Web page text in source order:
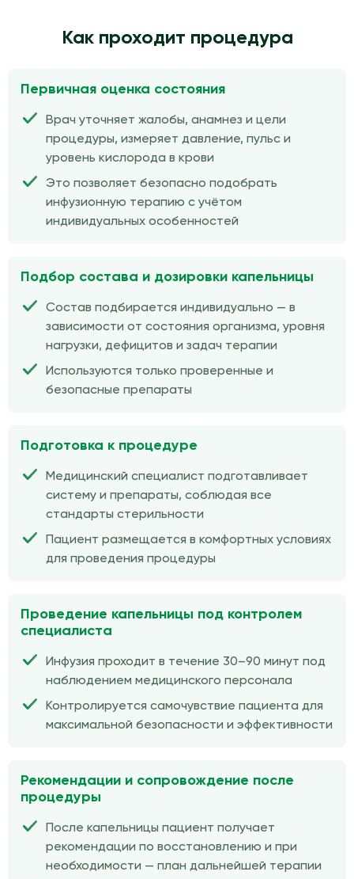
Как проходит процедура
Первичная оценка состояния
Врач уточняет жалобы, анамнез и цели
процедуры, измеряет давление, пульс и
уровень кислорода в крови
Это позволяет безопасно подобрать
инфузионную терапию с учётом
индивидуальных особенностей
Подбор состава и дозировки капельницы
Состав подбирается индивидуально — в
зависимости от состояния организма, уровня
нагрузки, дефицитов и задач терапии
Используются только проверенные и
безопасные препараты
Подготовка к процедуре
Медицинский специалист подготавливает
систему и препараты, соблюдая все
стандарты стерильности
Пациент размещается в комфортных условиях
для проведения процедуры
Проведение капельницы под контролем
специалиста
Инфузия проходит в течение 30–90 минут под
наблюдением медицинского персонала
Контролируется самочувствие пациента для
максимальной безопасности и эффективности
Рекомендации и сопровождение после
процедуры
После капельницы пациент получает
рекомендации по восстановлению и при
необходимости — план дальнейшей терапии